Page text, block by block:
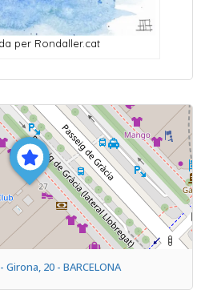
per Rondaller.cat
20 - BARCELONA